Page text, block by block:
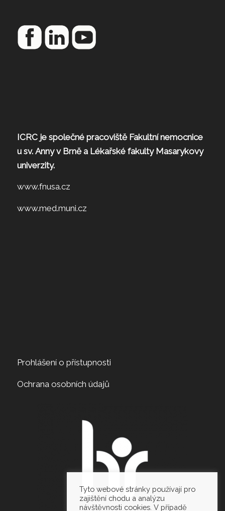
ICRC je společné pracoviště Fakultní nemocnice
u sv. Anny v Brně a Lékařské fakulty Masarykovy
univerzity.
www.fnusa.cz
www.med.muni.cz
Prohlášení o přístupnosti
Ochrana osobních údajů
Tyto webové stránky používají pro
zajištění chodu a analýzu
návštěvnosti cookies. V případě